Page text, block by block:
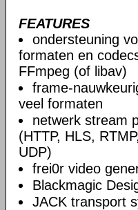
FEATURES
ondersteuning
formaten en
FFmpeg (of libav)
frame-
veel formaten
netwerk stream
(HTTP, HLS,
UDP)
frei0r video
Blackmagic
JACK transport